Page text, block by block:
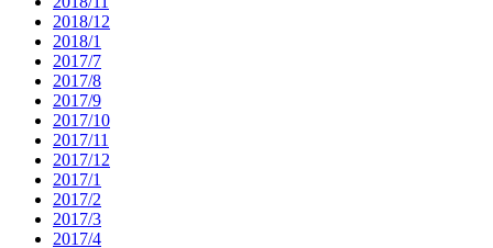
2018/12
2018/1
2017/7
2017/8
2017/9
2017/10
2017/11
2017/12
2017/1
2017/2
2017/3
2017/4